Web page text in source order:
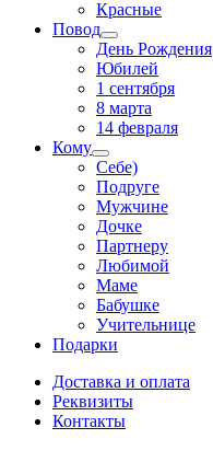
Красные
Повод
День Рождения
Юбилей
1 сентября
8 марта
14 февраля
Кому
Себе)
Подруге
Мужчине
Дочке
Партнеру
Любимой
Маме
Бабушке
Учительнице
Подарки
Доставка и оплата
Реквизиты
Контакты